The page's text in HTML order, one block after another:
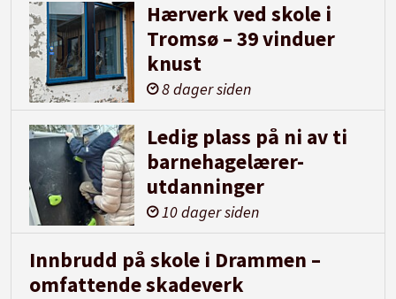
Hærverk ved skole i
Tromsø – 39 vinduer
knust
8 dager siden
Ledig plass på ni av ti
barnehagelærer-
utdanninger
10 dager siden
Innbrudd på skole i Drammen –
omfattende skadeverk